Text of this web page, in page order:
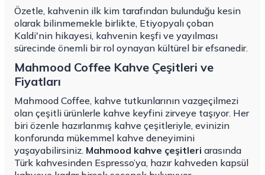
Özetle, kahvenin ilk kim tarafından bulunduğu kesin
olarak bilinmemekle birlikte, Etiyopyalı çoban
Kaldi'nin hikayesi, kahvenin keşfi ve yayılması
sürecinde önemli bir rol oynayan kültürel bir efsanedir.
Mahmood Coffee Kahve Çeşitleri ve
Fiyatları
Mahmood Coffee, kahve tutkunlarının vazgeçilmezi
olan çeşitli ürünlerle kahve keyfini zirveye taşıyor. Her
biri özenle hazırlanmış kahve çeşitleriyle, evinizin
konforunda mükemmel kahve deneyimini
yaşayabilirsiniz. Mahmood kahve çeşitleri arasında
Türk kahvesinden Espresso’ya, hazır kahveden kapsül